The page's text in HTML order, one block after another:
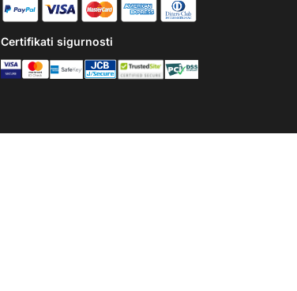
Certifikati sigurnosti